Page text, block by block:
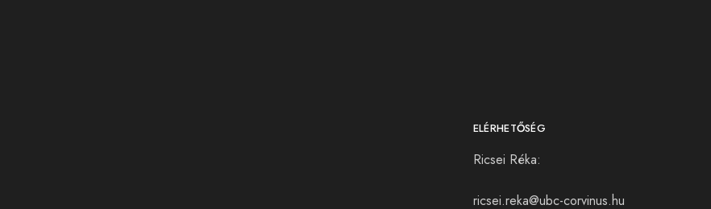
ELÉRHETŐSÉG
Ricsei Réka:
ricsei.reka@ubc-corvinus.hu